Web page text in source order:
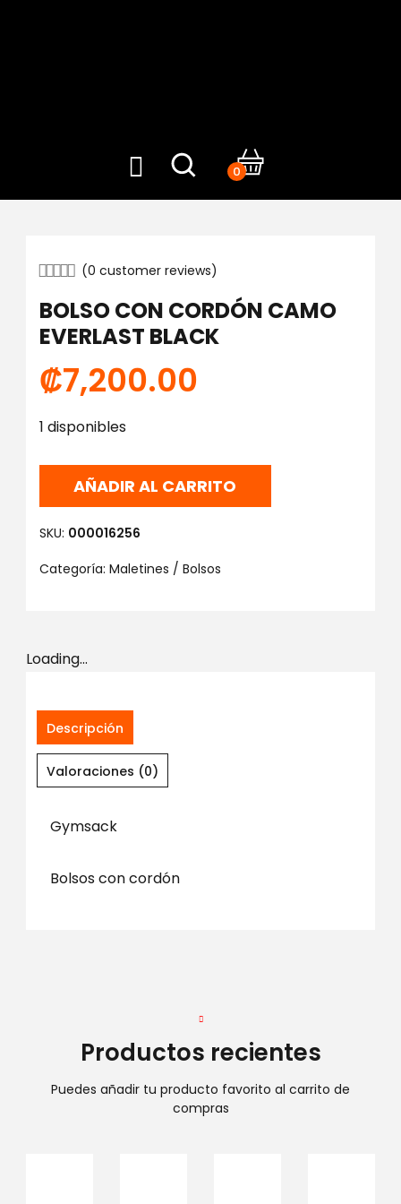
0
(0 customer reviews)
BOLSO CON CORDÓN CAMO
EVERLAST BLACK
₡7,200.00
1 disponibles
AÑADIR AL CARRITO
SKU: 000016256
Categoría: Maletines / Bolsos
Loading...
Descripción
Valoraciones (0)
Gymsack
Bolsos con cordón
Productos recientes
Puedes añadir tu producto favorito al carrito de
compras